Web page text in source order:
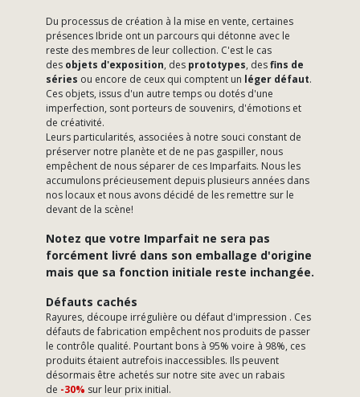
Du processus de création à la mise en vente, certaines
présences Ibride ont un parcours qui détonne avec le
reste des membres de leur collection. C'est le cas
des objets d'exposition, des prototypes, desfins de
séries ou encore de ceux qui comptent un léger défaut.
Ces objets, issus d'un autre temps ou dotés d'une
imperfection, sont porteurs de souvenirs, d'émotions et
de créativité.
Leurs particularités, associées à notre souci constant de
préserver notre planète et de ne pas gaspiller, nous
empêchent de nous séparer de ces Imparfaits. Nous les
accumulons précieusement depuis plusieurs années dans
nos locaux et nous avons décidé de les remettre sur le
devant de la scène!
Notez que votre Imparfait ne sera pas
forcément livré dans son emballage d'origine
mais que sa fonction initiale reste inchangée.
Défauts cachés
Rayures, découpe irrégulière ou défaut d'impression . Ces
défauts de fabrication empêchent nos produits de passer
le contrôle qualité. Pourtant bons à 95% voire à 98%, ces
produits étaient autrefois inaccessibles. Ils peuvent
désormais être achetés sur notre site avec un rabais
de -30% sur leur prix initial.